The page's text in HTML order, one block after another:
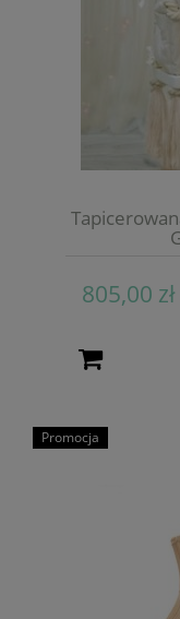
805,00 zł
Promocja